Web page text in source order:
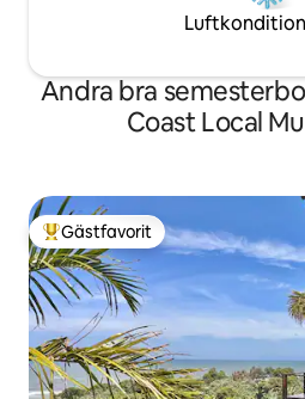
Andra bra
Coast Local
Populär gästfavorit
Gästfavorit